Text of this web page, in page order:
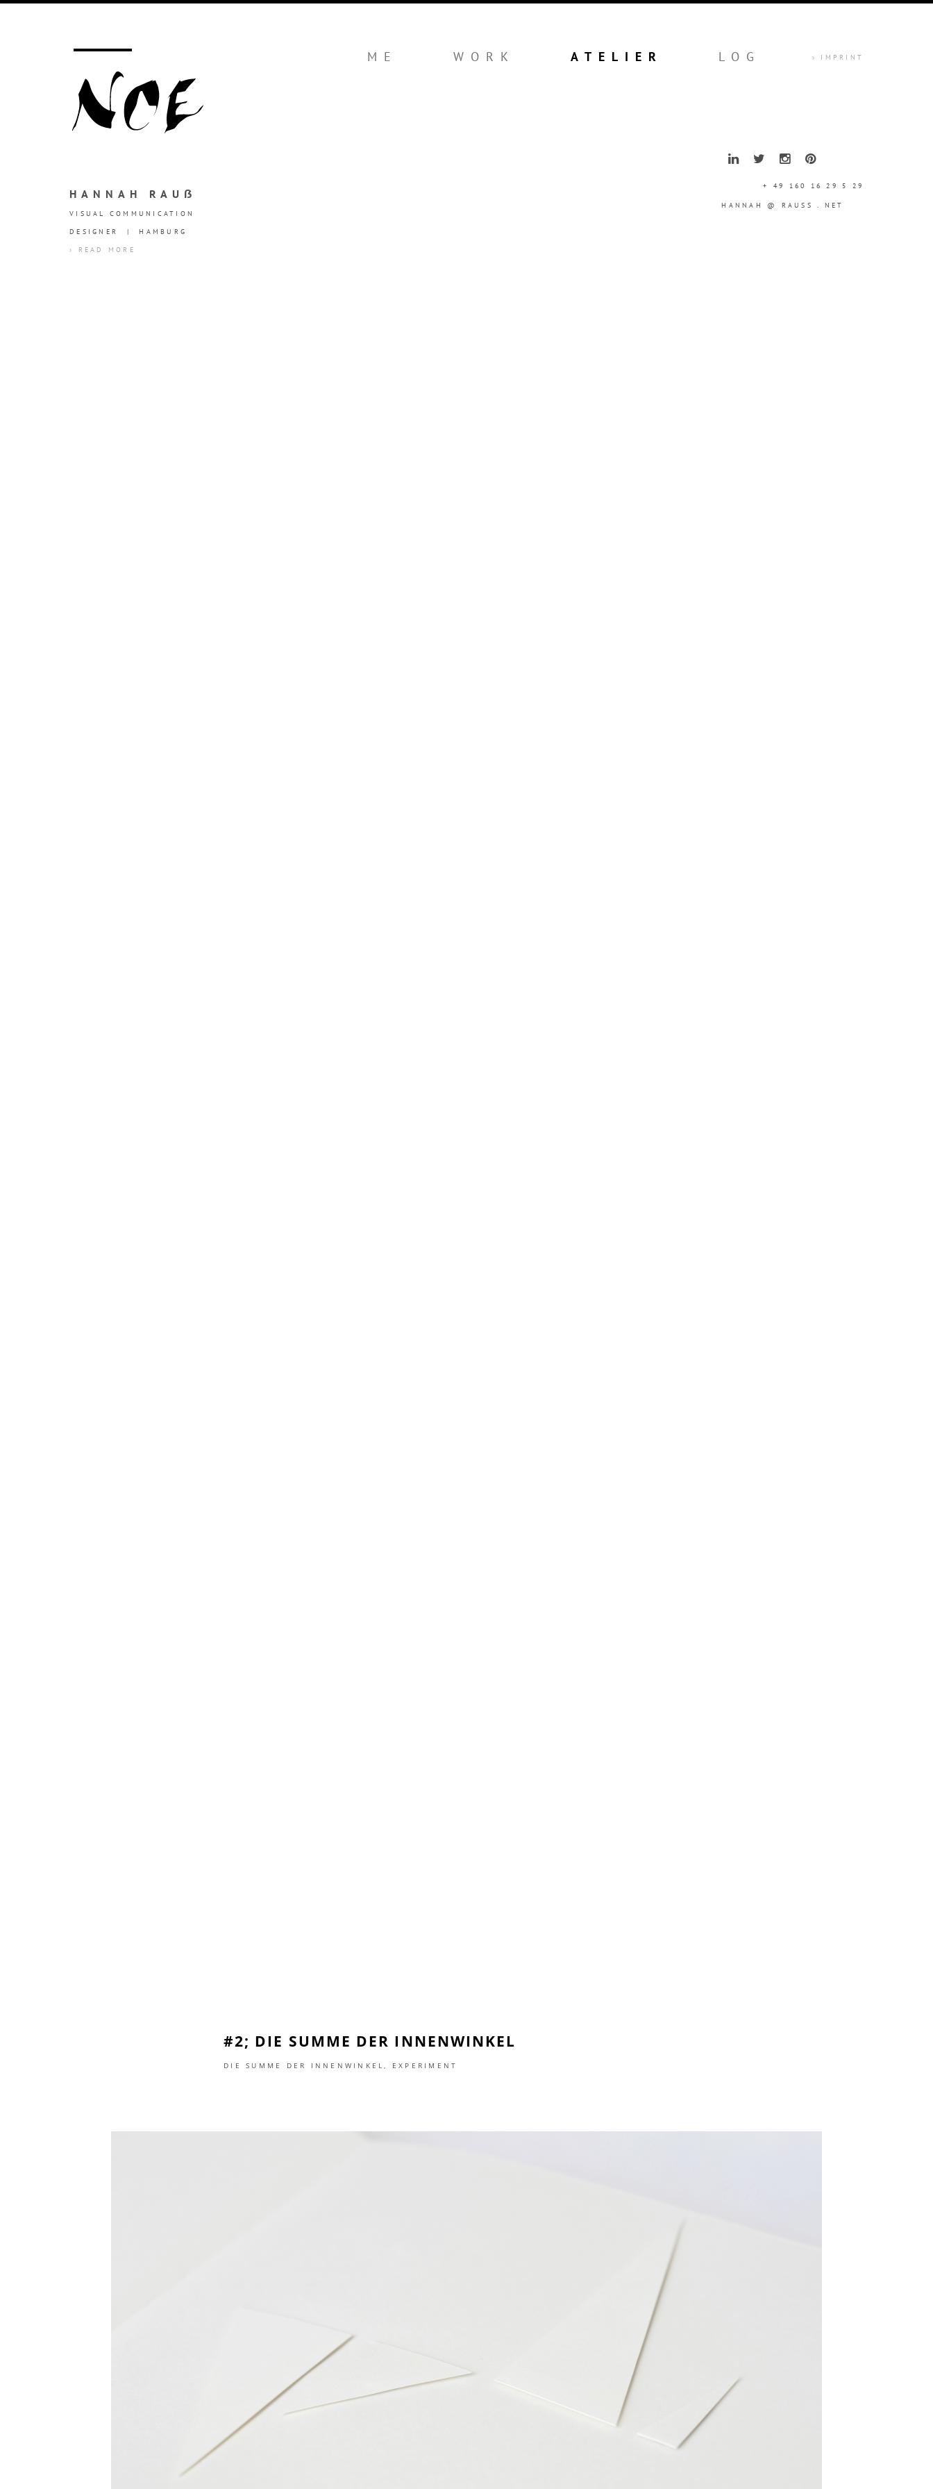
ME WORK ATELIER LOG › IMPRINT
HANNAH RAUẞ
VISUAL COMMUNICATION
DESIGNER | HAMBURG
› READ MORE
+ 49 160 16 29 5 29
HANNAH @ RAUSS . NET
#2; DIE SUMME DER INNENWINKEL
DIE SUMME DER INNENWINKEL, EXPERIMENT